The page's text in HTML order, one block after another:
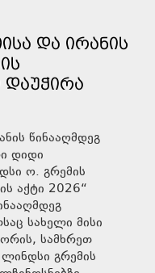
ᲓᲐ ᲘᲠᲐᲜᲘᲡ
ᲓᲐᲣᲭᲘᲠᲐ
წინააღმდეგ
დიდი
ო. გრემის
აქტი 2026“
სახელი მისი
სამხრეთ
გრემის